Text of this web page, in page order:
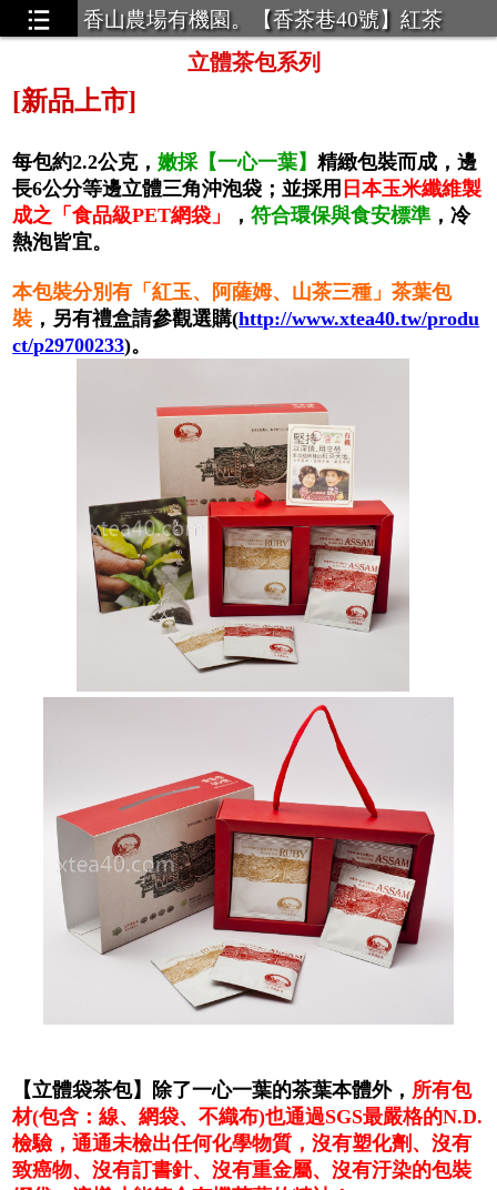
香山農場有機園。【香茶巷40號】紅茶
立體茶包系列
[新品上市]
每包約2.2公克，嫩採【一心一葉】精緻包裝而成，邊
長6公分等邊立體三角沖泡袋；並採用 日本玉米纖維製
成之「食品級PET網袋」
，符合環保與食安標準 ，冷
熱泡皆宜。
本包裝分別有「紅玉、阿薩姆、山茶三種」茶葉包
裝 ，另有禮盒請參觀選購(http://www.xtea40.tw/produ
ct/p29700233)。
【立體袋茶包】除了一心一葉的茶葉本體外， 所有包
材(包含：線、網袋、不織布)也通過SGS最嚴格的N.D.
檢驗，通通未檢出任何化學物質，沒有塑化劑、沒有
致癌物、沒有訂書針、沒有重金屬、沒有汙染的包裝